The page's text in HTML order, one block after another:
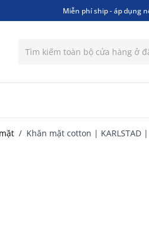
Miễn phí ship - áp dụng
/ Khăn mặt cotton | KARLSTAD